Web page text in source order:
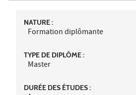
NATURE :
Formation diplômante
TYPE DE DIPLÔME :
Master
DURÉE DES ÉTUDES :